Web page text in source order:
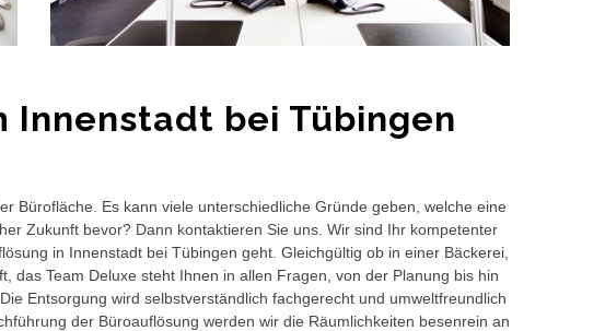
Innenstadt bei Tübingen
Bürofläche. Es kann viele unterschiedliche Gründe geben, welche eine
Zukunft bevor? Dann kontaktieren Sie uns. Wir sind Ihr kompetenter
in Innenstadt bei Tübingen geht. Gleichgültig ob in einer Bäckerei,
das Team Deluxe steht Ihnen in allen Fragen, von der Planung bis hin
Entsorgung wird selbstverständlich fachgerecht und umweltfreundlich
der Büroauflösung werden wir die Räumlichkeiten besenrein an